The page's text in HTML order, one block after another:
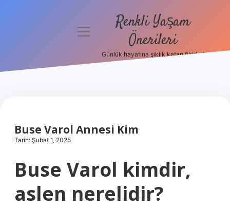
Hakkımızda
menüyü
Renkli Yaşam
Önerileri
Günlük hayatına şıklık katan fikirler!
Buse Varol Annesi Kim
Tarih: Şubat 1, 2025
Buse Varol kimdir,
aslen nerelidir?